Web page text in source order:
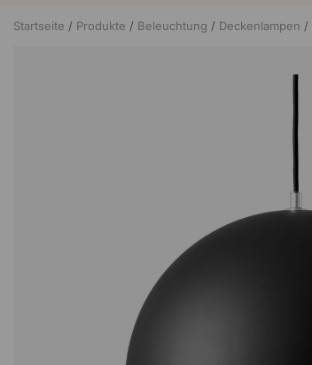
Startseite Produkte Beleuchtung Deckenlampen